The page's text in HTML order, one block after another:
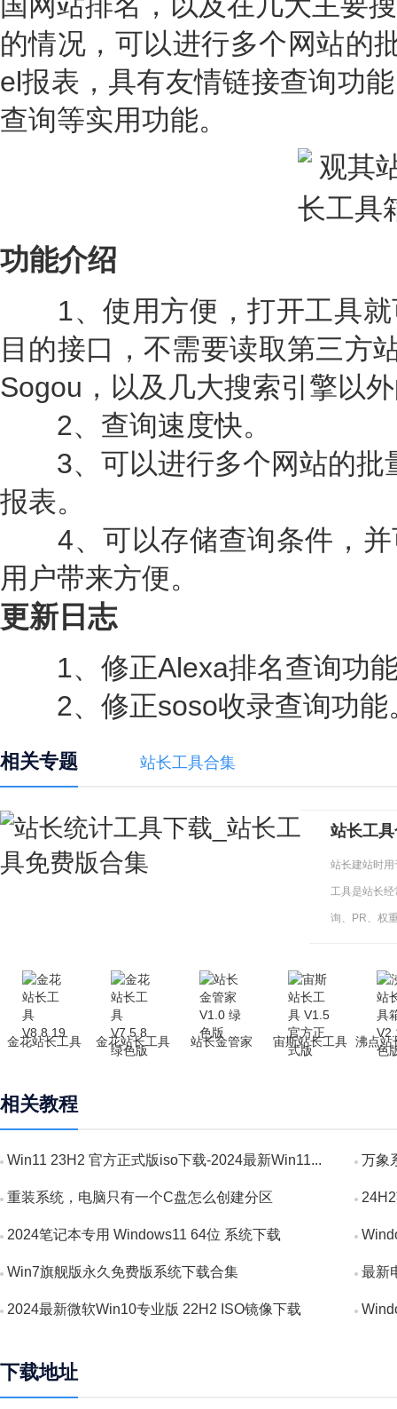
的情况，可以进行多个网站的
el报表，具有友情链接查询功
查询等实用功能。
功能介绍
1、使用方便，打开工具就
目的接口，不需要读取第三方
Sogou，以及几大搜索引擎以
2、查询速度快。
3、可以进行多个网站的批
报表。
4、可以存储查询条件，并
用户带来方便。
更新日志
1、修正Alexa排名查询功
2、修正soso收录查询功能
相关专题 站长工具合集
站长工
站长建站时
工具是站长
询、PR、权
金花站长工具 金花站长工具 站长金管家 宙斯站长工具 沸点站
相关教程
Win11 23H2 官方正式版iso下载-2024最新Win11...
万象
重装系统，电脑只有一个C盘怎么创建分区
2024笔记本专用 Windows11 64位 系统下载
Win7旗舰版永久免费版系统下载合集 最新
2024最新微软Win10专业版 22H2 ISO镜像下载
下载地址